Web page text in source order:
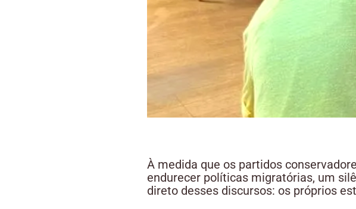
À medida que os partidos
endurecer políticas migratórias, um
direto desses discursos: os próprios